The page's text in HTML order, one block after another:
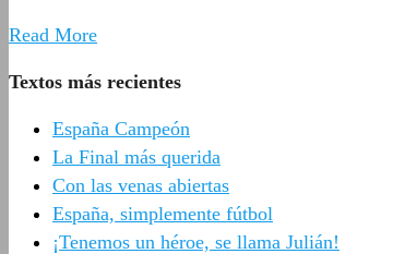
Read More
Textos más recientes
España Campeón
La Final más querida
Con las venas abiertas
España, simplemente fútbol
¡Tenemos un héroe, se llama Julián!